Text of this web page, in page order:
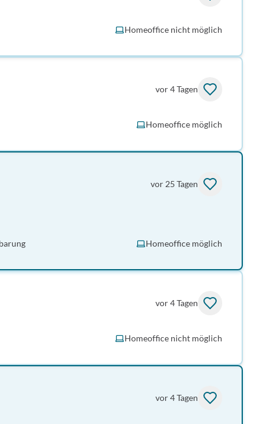
Homeoffice nicht möglich
vor 4 Tagen
Homeoffice möglich
vor 25 Tagen
Homeoffice möglich
vor 4 Tagen
Homeoffice nicht möglich
vor 4 Tagen